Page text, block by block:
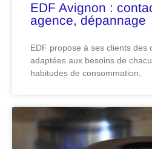
EDF Avignon :
agence, dépannage
EDF propose à ses clients des
adaptées aux besoins de
habitudes de consommation,